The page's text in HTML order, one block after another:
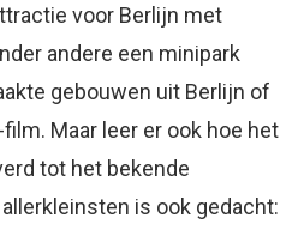
voor Berlijn met
andere een minipark
gebouwen uit Berlijn of
film. Maar leer er ook hoe het
tot het bekende
is ook gedacht: